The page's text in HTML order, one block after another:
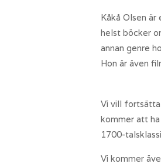
Kåkå Olsen är
helst böcker
annan genre
Hon är även
Vi vill fortsätta
kommer att
1700-
Vi kommer